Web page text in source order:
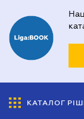
КАТАЛОГ